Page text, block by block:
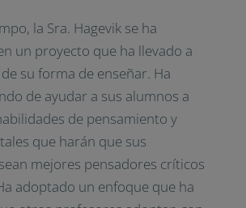
la Sra. Hagevik se ha
un proyecto que ha llevado a
su forma de enseñar. Ha
de ayudar a sus alumnos a
de pensamiento y
que harán que sus
mejores pensadores críticos
adoptado un enfoque que ha